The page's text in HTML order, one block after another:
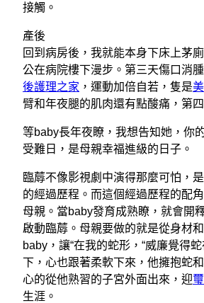
接觸。
產後
回到病房後，我就能本身下床上茅
公在病院樓下漫步。第三天傷口消
後護理之家 ，運動加倍自若，隻是
臂和年夜腿的肌肉還有點酸痛，第
等baby長年夜瞭，我想告知她，你
受難日，是母親幸福進級的日子。
臨蓐不像影視劇中演得那麼可怕，
的經過歷程。而這個經過歷程的配
母親。當baby發育成熟瞭，就會開
啟動臨蓐。母親要做的就是從身材
baby，讓“在我的蛇形，“威廉覺得
下，心也跟著柔軟下來，他擁抱蛇
心的從他熟習的子宮外面出來，迎
生涯。